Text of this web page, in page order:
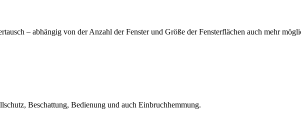
– abhängig von der Anzahl der Fenster und Größe der Fensterflächen auch mehr
Beschattung, Bedienung und auch Einbruchhemmung.